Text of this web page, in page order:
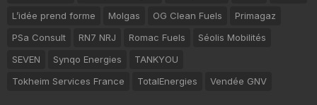
L’idée prend forme
Molgas OG Clean Fuels
Primagaz
PSa Consult
RN7 NRJ Romac Fuels
Séolis Mobilités
SEVEN
Synqo Energies
TANKYOU
Tokheim Services France
TotalEnergies Vendée GNV